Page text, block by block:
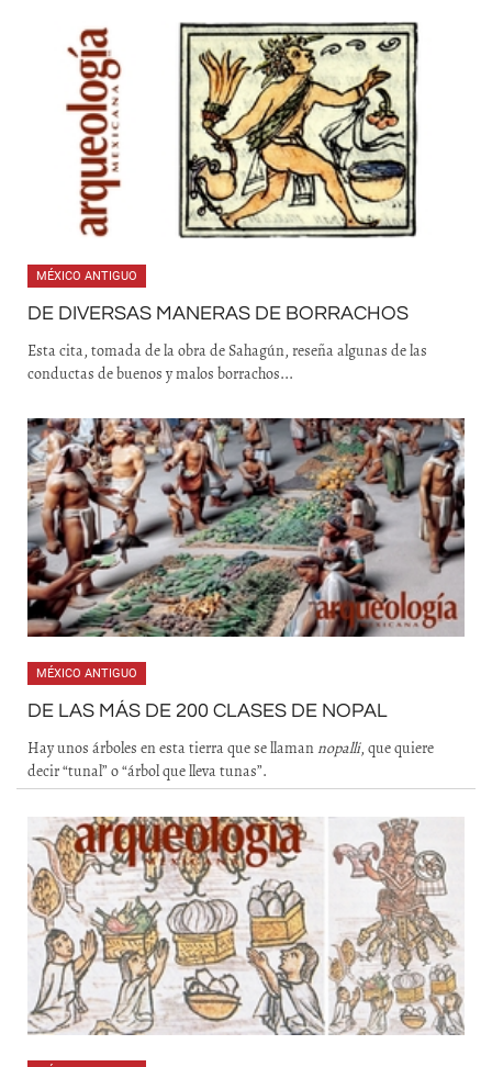
MÉXICO ANTIGUO
DE DIVERSAS MANERAS DE BORRACHOS
Esta cita, tomada de la obra de Sahagún, reseña algunas de las
conductas de buenos y malos borrachos...
MÉXICO ANTIGUO
DE LAS MÁS DE 200 CLASES DE NOPAL
Hay unos árboles en esta tierra que se llamannopalli, que quiere
decir “tunal” o “árbol que lleva tunas”.